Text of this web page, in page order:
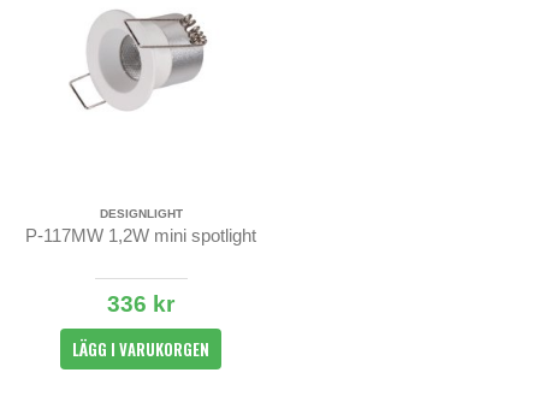
DESIGNLIGHT
P-117MW 1,2W mini spotlight
336 kr
LÄGG I VARUKORGEN